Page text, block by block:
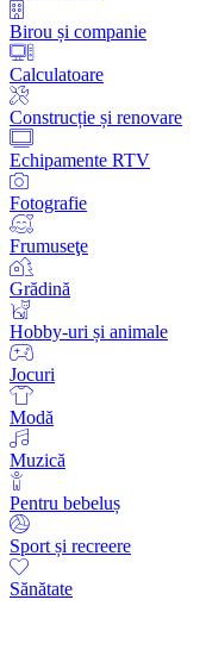
Birou și companie
Calculatoare
Construcție și renovare
Echipamente RTV
Fotografie
Frumuseţe
Grădină
Hobby-uri și animale
Jocuri
Modă
Muzică
Pentru bebeluș
Sport și recreere
Sănătate